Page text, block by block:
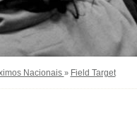
Nacionais » Field Target